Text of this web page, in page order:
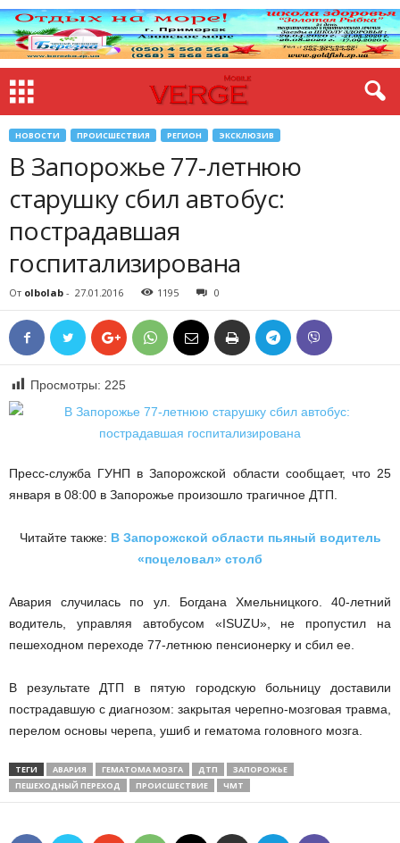
НОВОСТИ ПРОИСШЕСТВИЯ РЕГИОН ЭКСКЛЮЗИВ
В Запорожье 77-летнюю
старушку сбил автобус:
пострадавшая
госпитализирована
От olbolab - 27.01.2016 1195 0
Просмотры: 225
Пресс-служба ГУНП в Запорожской области сообщает, что 25
января в 08:00 в Запорожье произошло трагичное ДТП.
Читайте также: В Запорожской области пьяный водитель
«поцеловал» столб
Авария случилась по ул. Богдана Хмельницкого. 40-летний
водитель, управляя автобусом «ISUZU», не пропустил на
пешеходном переходе 77-летнюю пенсионерку и сбил ее.
В результате ДТП в пятую городскую больницу доставили
пострадавшую с диагнозом: закрытая черепно-мозговая травма,
перелом основы черепа, ушиб и гематома головного мозга.
ТЕГИ АВАРИЯ ГЕМАТОМА МОЗГА ДТП
ЗАПОРОЖЬЕ
ПЕШЕХОДНЫЙ ПЕРЕХОД
ПРОИСШЕСТВИЕ ЧМТ